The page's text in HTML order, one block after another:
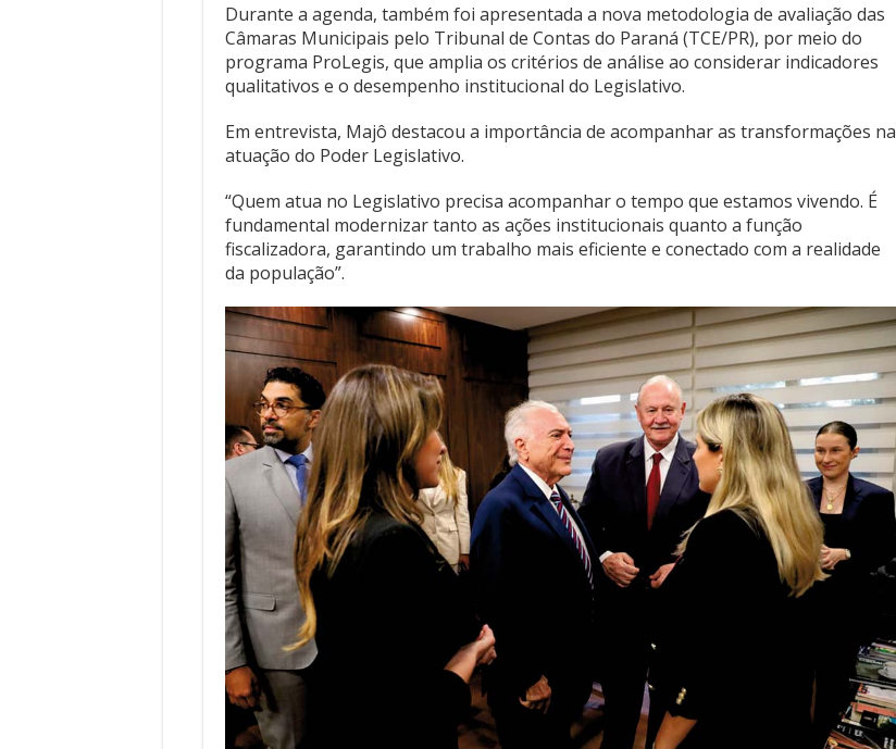
Durante a agenda, também foi apresentada a nova metodologia de avaliação das
Câmaras Municipais pelo Tribunal de Contas do Paraná (TCE/PR), por meio do
programa ProLegis, que amplia os critérios de análise ao considerar indicadores
qualitativos e o desempenho institucional do Legislativo.
Em entrevista, Majô destacou a importância de acompanhar as transformações na
atuação do Poder Legislativo.
“Quem atua no Legislativo precisa acompanhar o tempo que estamos vivendo. É
fundamental modernizar tanto as ações institucionais quanto a função
fiscalizadora, garantindo um trabalho mais eficiente e conectado com a realidade
da população”.